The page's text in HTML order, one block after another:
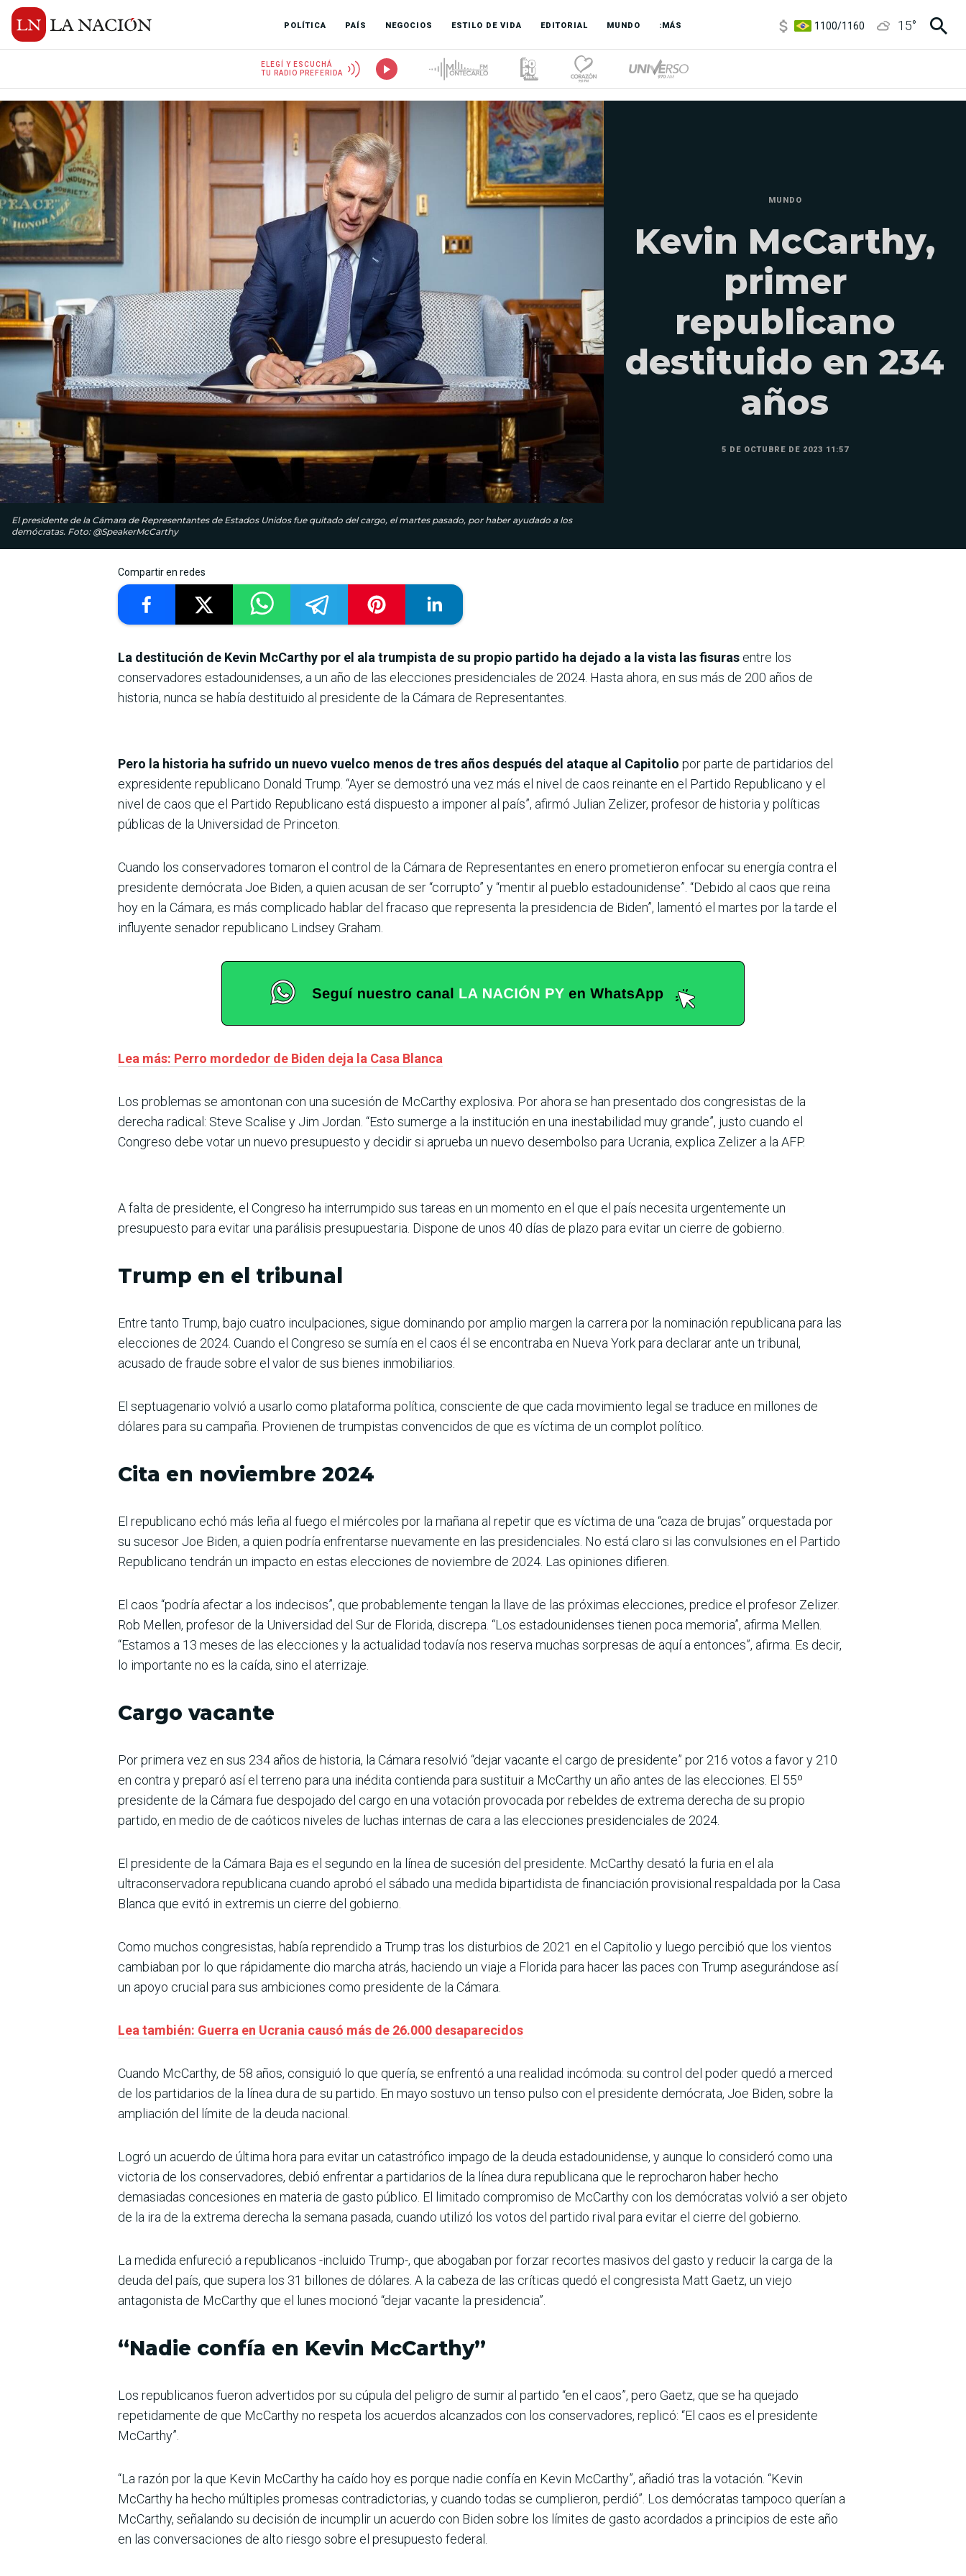
POLÍTICA PAÍS NEGOCIOS ESTILO DE VIDA EDITORIAL MUNDO :MÁS
3,8/4
6850/7200
15°
ELEGÍ Y ESCUCHÁ
TU RADIO PREFERIDA
El presidente de la Cámara de Representantes de Estados Unidos fue quitado del cargo, el martes pasado, por haber ayudado a los
demócratas. Foto: @SpeakerMcCarthy
MUNDO
Kevin McCarthy,
primer
republicano
destituido en 234
años
5 DE OCTUBRE DE 2023 11:57
Compartir en redes
La destitución de Kevin McCarthy por el ala trumpista de su propio partido ha dejado a la vista las fisuras entre los
conservadores estadounidenses, a un año de las elecciones presidenciales de 2024. Hasta ahora, en sus más de 200 años de
historia, nunca se había destituido al presidente de la Cámara de Representantes.
Pero la historia ha sufrido un nuevo vuelco menos de tres años después del ataque al Capitolio por parte de partidarios del
expresidente republicano Donald Trump. “Ayer se demostró una vez más el nivel de caos reinante en el Partido Republicano y el
nivel de caos que el Partido Republicano está dispuesto a imponer al país”, afirmó Julian Zelizer, profesor de historia y políticas
públicas de la Universidad de Princeton.
Cuando los conservadores tomaron el control de la Cámara de Representantes en enero prometieron enfocar su energía contra el
presidente demócrata Joe Biden, a quien acusan de ser “corrupto” y “mentir al pueblo estadounidense”. “Debido al caos que reina
hoy en la Cámara, es más complicado hablar del fracaso que representa la presidencia de Biden”, lamentó el martes por la tarde el
influyente senador republicano Lindsey Graham.
Lea más: Perro mordedor de Biden deja la Casa Blanca
Los problemas se amontonan con una sucesión de McCarthy explosiva. Por ahora se han presentado dos congresistas de la
derecha radical: Steve Scalise y Jim Jordan. “Esto sumerge a la institución en una inestabilidad muy grande”, justo cuando el
Congreso debe votar un nuevo presupuesto y decidir si aprueba un nuevo desembolso para Ucrania, explica Zelizer a la AFP.
A falta de presidente, el Congreso ha interrumpido sus tareas en un momento en el que el país necesita urgentemente un
presupuesto para evitar una parálisis presupuestaria. Dispone de unos 40 días de plazo para evitar un cierre de gobierno.
Trump en el tribunal
Entre tanto Trump, bajo cuatro inculpaciones, sigue dominando por amplio margen la carrera por la nominación republicana para las
elecciones de 2024. Cuando el Congreso se sumía en el caos él se encontraba en Nueva York para declarar ante un tribunal,
acusado de fraude sobre el valor de sus bienes inmobiliarios.
El septuagenario volvió a usarlo como plataforma política, consciente de que cada movimiento legal se traduce en millones de
dólares para su campaña. Provienen de trumpistas convencidos de que es víctima de un complot político.
Cita en noviembre 2024
El republicano echó más leña al fuego el miércoles por la mañana al repetir que es víctima de una “caza de brujas” orquestada por
su sucesor Joe Biden, a quien podría enfrentarse nuevamente en las presidenciales. No está claro si las convulsiones en el Partido
Republicano tendrán un impacto en estas elecciones de noviembre de 2024. Las opiniones difieren.
El caos “podría afectar a los indecisos”, que probablemente tengan la llave de las próximas elecciones, predice el profesor Zelizer.
Rob Mellen, profesor de la Universidad del Sur de Florida, discrepa. “Los estadounidenses tienen poca memoria”, afirma Mellen.
“Estamos a 13 meses de las elecciones y la actualidad todavía nos reserva muchas sorpresas de aquí a entonces”, afirma. Es decir,
lo importante no es la caída, sino el aterrizaje.
Cargo vacante
Por primera vez en sus 234 años de historia, la Cámara resolvió “dejar vacante el cargo de presidente” por 216 votos a favor y 210
en contra y preparó así el terreno para una inédita contienda para sustituir a McCarthy un año antes de las elecciones. El 55º
presidente de la Cámara fue despojado del cargo en una votación provocada por rebeldes de extrema derecha de su propio
partido, en medio de de caóticos niveles de luchas internas de cara a las elecciones presidenciales de 2024.
El presidente de la Cámara Baja es el segundo en la línea de sucesión del presidente. McCarthy desató la furia en el ala
ultraconservadora republicana cuando aprobó el sábado una medida bipartidista de financiación provisional respaldada por la Casa
Blanca que evitó in extremis un cierre del gobierno.
Como muchos congresistas, había reprendido a Trump tras los disturbios de 2021 en el Capitolio y luego percibió que los vientos
cambiaban por lo que rápidamente dio marcha atrás, haciendo un viaje a Florida para hacer las paces con Trump asegurándose así
un apoyo crucial para sus ambiciones como presidente de la Cámara.
Lea también: Guerra en Ucrania causó más de 26.000 desaparecidos
Cuando McCarthy, de 58 años, consiguió lo que quería, se enfrentó a una realidad incómoda: su control del poder quedó a merced
de los partidarios de la línea dura de su partido. En mayo sostuvo un tenso pulso con el presidente demócrata, Joe Biden, sobre la
ampliación del límite de la deuda nacional.
Logró un acuerdo de última hora para evitar un catastrófico impago de la deuda estadounidense, y aunque lo consideró como una
victoria de los conservadores, debió enfrentar a partidarios de la línea dura republicana que le reprocharon haber hecho
demasiadas concesiones en materia de gasto público. El limitado compromiso de McCarthy con los demócratas volvió a ser objeto
de la ira de la extrema derecha la semana pasada, cuando utilizó los votos del partido rival para evitar el cierre del gobierno.
La medida enfureció a republicanos -incluido Trump-, que abogaban por forzar recortes masivos del gasto y reducir la carga de la
deuda del país, que supera los 31 billones de dólares. A la cabeza de las críticas quedó el congresista Matt Gaetz, un viejo
antagonista de McCarthy que el lunes mocionó “dejar vacante la presidencia”.
“Nadie confía en Kevin McCarthy”
Los republicanos fueron advertidos por su cúpula del peligro de sumir al partido “en el caos”, pero Gaetz, que se ha quejado
repetidamente de que McCarthy no respeta los acuerdos alcanzados con los conservadores, replicó: “El caos es el presidente
McCarthy”.
“La razón por la que Kevin McCarthy ha caído hoy es porque nadie confía en Kevin McCarthy”, añadió tras la votación. “Kevin
McCarthy ha hecho múltiples promesas contradictorias, y cuando todas se cumplieron, perdió”. Los demócratas tampoco querían a
McCarthy, señalando su decisión de incumplir un acuerdo con Biden sobre los límites de gasto acordados a principios de este año
en las conversaciones de alto riesgo sobre el presupuesto federal.